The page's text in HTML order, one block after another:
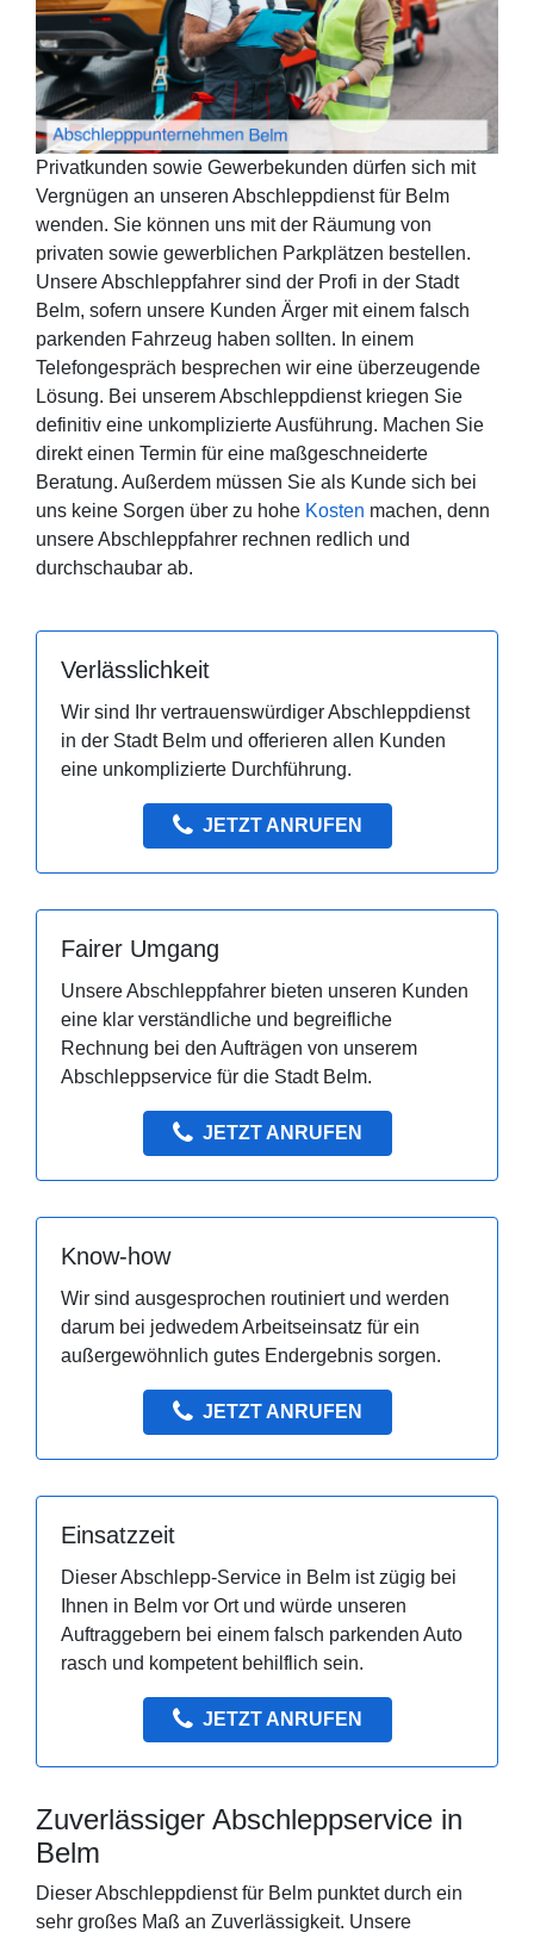
Privatkunden sowie Gewerbekunden dürfen sich mit
Vergnügen an unseren Abschleppdienst für Belm
wenden. Sie können uns mit der Räumung von
privaten sowie gewerblichen Parkplätzen bestellen.
Unsere Abschleppfahrer sind der Profi in der Stadt
Belm, sofern unsere Kunden Ärger mit einem falsch
parkenden Fahrzeug haben sollten. In einem
Telefongespräch besprechen wir eine überzeugende
Lösung. Bei unserem Abschleppdienst kriegen Sie
definitiv eine unkomplizierte Ausführung. Machen Sie
direkt einen Termin für eine maßgeschneiderte
Beratung. Außerdem müssen Sie als Kunde sich bei
uns keine Sorgen über zu hohe Kosten machen, denn
unsere Abschleppfahrer rechnen redlich und
durchschaubar ab.
Verlässlichkeit
Wir sind Ihr vertrauenswürdiger Abschleppdienst
in der Stadt Belm und offerieren allen Kunden
eine unkomplizierte Durchführung.
JETZT ANRUFEN
Fairer Umgang
Unsere Abschleppfahrer bieten unseren Kunden
eine klar verständliche und begreifliche
Rechnung bei den Aufträgen von unserem
Abschleppservice für die Stadt Belm.
JETZT ANRUFEN
Know-how
Wir sind ausgesprochen routiniert und werden
darum bei jedwedem Arbeitseinsatz für ein
außergewöhnlich gutes Endergebnis sorgen.
JETZT ANRUFEN
Einsatzzeit
Dieser Abschlepp-Service in Belm ist zügig bei
Ihnen in Belm vor Ort und würde unseren
Auftraggebern bei einem falsch parkenden Auto
rasch und kompetent behilflich sein.
JETZT ANRUFEN
Zuverlässiger Abschleppservice in
Belm
Dieser Abschleppdienst für Belm punktet durch ein
sehr großes Maß an Zuverlässigkeit. Unsere